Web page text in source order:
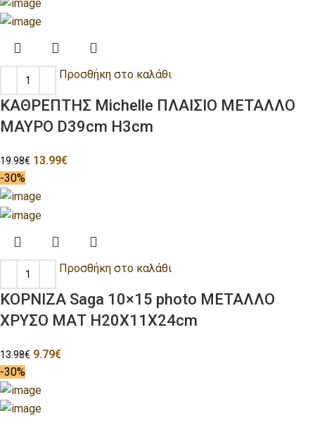
Προσθήκη στο καλάθι
ΚΑΘΡΕΠΤΗΣ Michelle ΠΛΑΙΣΙΟ ΜΕΤΑΛΛΟ
ΜΑΥΡΟ D39cm H3cm
19.98€ 13.99€
-30%
Προσθήκη στο καλάθι
ΚΟΡΝΙΖΑ Saga 10×15 photo ΜΕΤΑΛΛΟ
ΧΡΥΣΟ ΜΑΤ H20Χ11Χ24cm
13.98€ 9.79€
-30%